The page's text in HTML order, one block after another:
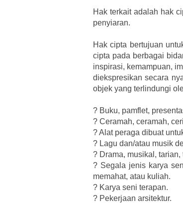
Hak terkait adalah hak
penyiaran.
Hak cipta bertujuan
cipta pada berbagai
inspirasi, kemampuan,
diekspresikan secara
objek yang terlindungi
? Buku, pamflet,
? Ceramah, ceramah,
?Alat peraga dibuat
? Lagu dan/atau musik
? Drama, musikal,
? Segala jenis karya
memahat, atau kuliah.
? Karya seni terapan.
? Pekerjaan arsitektur.